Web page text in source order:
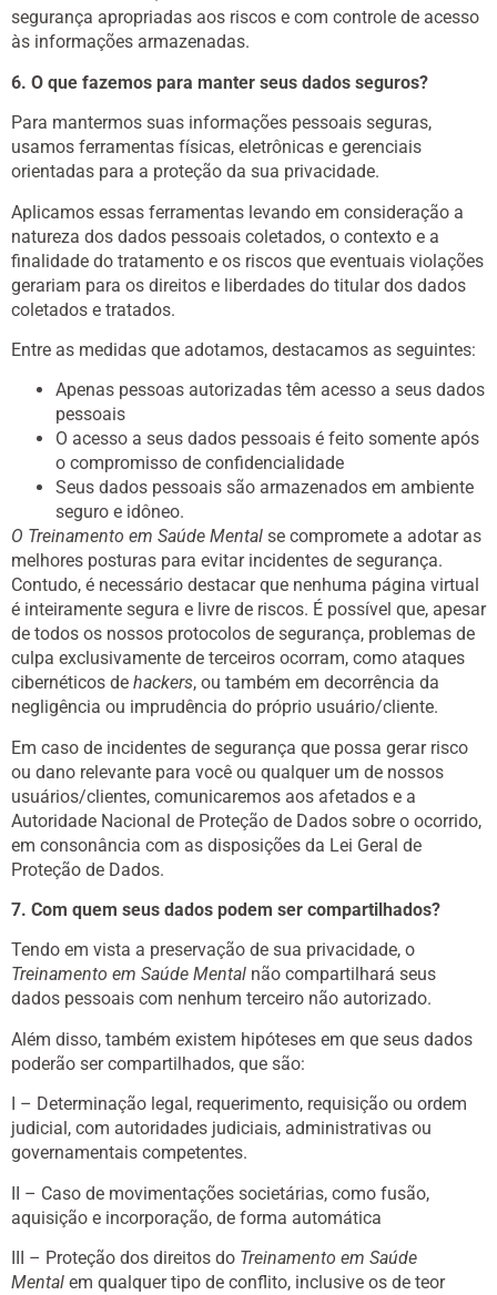
segurança apropriadas aos riscos e com controle de acesso
às informações armazenadas.
6. O que fazemos para manter seus dados seguros?
Para mantermos suas informações pessoais seguras,
usamos ferramentas físicas, eletrônicas e gerenciais
orientadas para a proteção da sua privacidade.
Aplicamos essas ferramentas levando em consideração a
natureza dos dados pessoais coletados, o contexto e a
finalidade do tratamento e os riscos que eventuais violações
gerariam para os direitos e liberdades do titular dos dados
coletados e tratados.
Entre as medidas que adotamos, destacamos as seguintes:
Apenas pessoas autorizadas têm acesso a seus dados
pessoais
O acesso a seus dados pessoais é feito somente após
o compromisso de confidencialidade
Seus dados pessoais são armazenados em ambiente
seguro e idôneo.
O Treinamento em Saúde Mental se compromete a adotar as
melhores posturas para evitar incidentes de segurança.
Contudo, é necessário destacar que nenhuma página virtual
é inteiramente segura e livre de riscos. É possível que, apesar
de todos os nossos protocolos de segurança, problemas de
culpa exclusivamente de terceiros ocorram, como ataques
cibernéticos de hackers, ou também em decorrência da
negligência ou imprudência do próprio usuário/cliente.
Em caso de incidentes de segurança que possa gerar risco
ou dano relevante para você ou qualquer um de nossos
usuários/clientes, comunicaremos aos afetados e a
Autoridade Nacional de Proteção de Dados sobre o ocorrido,
em consonância com as disposições da Lei Geral de
Proteção de Dados.
7. Com quem seus dados podem ser compartilhados?
Tendo em vista a preservação de sua privacidade, o
Treinamento em Saúde Mental não compartilhará seus
dados pessoais com nenhum terceiro não autorizado.
Além disso, também existem hipóteses em que seus dados
poderão ser compartilhados, que são:
I – Determinação legal, requerimento, requisição ou ordem
judicial, com autoridades judiciais, administrativas ou
governamentais competentes.
II – Caso de movimentações societárias, como fusão,
aquisição e incorporação, de forma automática
III – Proteção dos direitos do Treinamento em Saúde
Mental em qualquer tipo de conflito, inclusive os de teor